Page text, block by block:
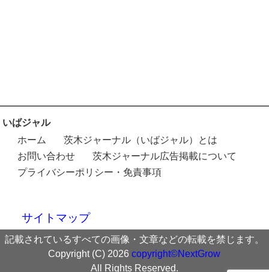
いばジャル
ホーム
茨木ジャーナル（いばジャル）とは
お問い合わせ
茨木ジャーナル広告掲載について
プライバシーポリシー・免責事項
サイトマップ
記載されているすべての画像・文章などの転載を禁じます。
Copyright (C) 2026copyright©NextGrow
All Rights Reserved.